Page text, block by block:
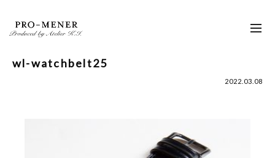
content
wl-watchbelt25
2022.03.08